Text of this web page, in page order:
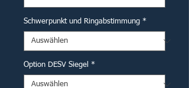
Schwerpunkt und Ringabstimmung *
Option DESV Siegel *